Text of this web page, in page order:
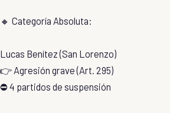
🔸 Categoría Absoluta:
Lucas Benítez (San Lorenzo)
👉 Agresión grave (Art. 295)
⛔ 4 partidos de suspensión